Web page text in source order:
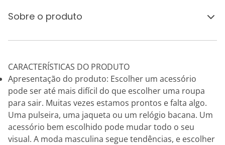
Sobre o produto
CARACTERÍSTICAS DO PRODUTO
Apresentação do produto: Escolher um acessório
pode ser até mais difícil do que escolher uma roupa
para sair. Muitas vezes estamos prontos e falta algo.
Uma pulseira, uma jaqueta ou um relógio bacana. Um
acessório bem escolhido pode mudar todo o seu
visual. A moda masculina segue tendências, e escolher